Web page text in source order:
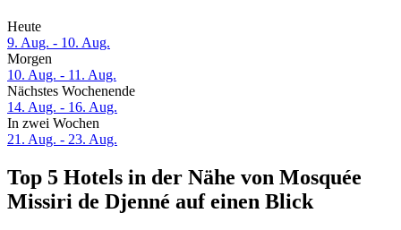
Heute
9. Aug. - 10. Aug.
Morgen
10. Aug. - 11. Aug.
Nächstes Wochenende
14. Aug. - 16. Aug.
In zwei Wochen
21. Aug. - 23. Aug.
Top 5 Hotels in der Nähe von Mosquée
Missiri de Djenné auf einen Blick